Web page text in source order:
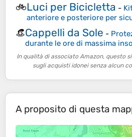
🚲Luci per Bicicletta -
anteriore e posteriore per
👒Cappelli da Sole -
durante le ore di massima
In qualità di associato Amazon, questo
sugli acquisti idonei senza alcun
A proposito di questa